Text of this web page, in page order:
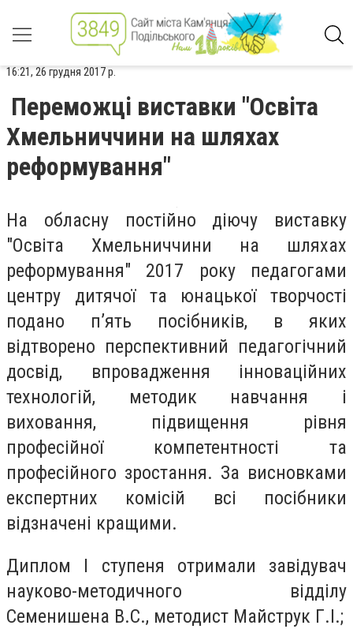
16:21, 26 грудня 2017 р.
Переможці виставки "Освіта
Хмельниччини на шляхах
реформування"
На обласну постійно діючу виставку
"Освіта Хмельниччини на шляхах
реформування" 2017 року педагогами
центру дитячої та юнацької творчості
подано п’ять посібників, в яких
відтворено перспективний педагогічний
досвід, впровадження інноваційних
технологій, методик навчання і
виховання, підвищення рівня
професійної компетентності та
професійного зростання. За висновками
експертних комісій всі посібники
відзначені кращими.
Диплом І ступеня отримали завідувач
науково-методичного відділу
Семенишена В.С., методист Майструк Г.І.;